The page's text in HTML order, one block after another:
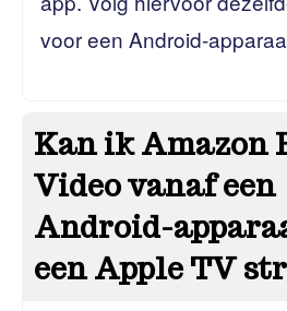
voor een Android-
Kan ik Amazon
Video vanaf een
Android-
een Apple TV